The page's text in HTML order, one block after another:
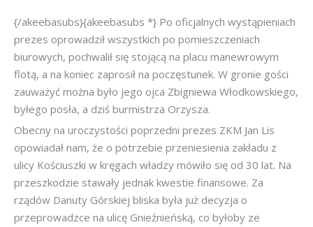
{/akeebasubs}{akeebasubs *} Po oficjalnych wystąpieniach
prezes oprowadził wszystkich po pomieszczeniach
biurowych, pochwalił się stojącą na placu manewrowym
flotą, a na koniec zaprosił na poczęstunek. W gronie gości
zauważyć można było jego ojca Zbigniewa Włodkowskiego,
byłego posła, a dziś burmistrza Orzysza.
Obecny na uroczystości poprzedni prezes ZKM Jan Lis
opowiadał nam, że o potrzebie przeniesienia zakładu z
ulicy Kościuszki w kręgach władzy mówiło się od 30 lat. Na
przeszkodzie stawały jednak kwestie finansowe. Za
rządów Danuty Górskiej bliska była już decyzja o
przeprowadzce na ulicę Gnieźnieńską, co byłoby ze